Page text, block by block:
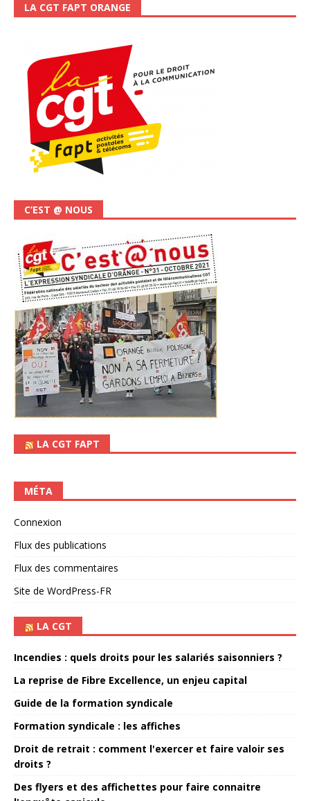
LA CGT FAPT ORANGE
C’EST @ NOUS
LA CGT FAPT
MÉTA
Connexion
Flux des publications
Flux des commentaires
Site de WordPress-FR
LA CGT
Incendies : quels droits pour les salariés saisonniers ?
La reprise de Fibre Excellence, un enjeu capital
Guide de la formation syndicale
Formation syndicale : les affiches
Droit de retrait : comment l'exercer et faire valoir ses
droits ?
Des flyers et des affichettes pour faire connaitre